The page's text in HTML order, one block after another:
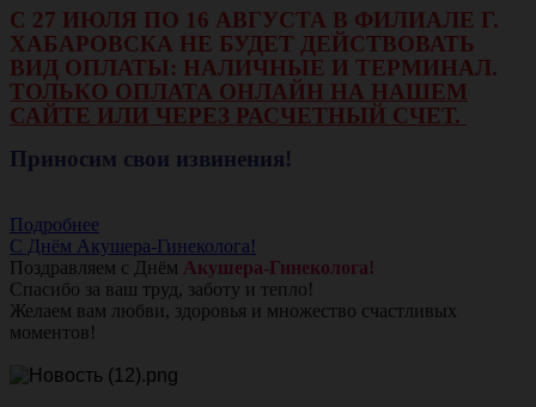
С 27 ИЮЛЯ ПО 16 АВГУСТА В ФИЛИАЛЕ Г.
ХАБАРОВСКА НЕ БУДЕТ ДЕЙСТВОВАТЬ
ВИД ОПЛАТЫ: НАЛИЧНЫЕ И ТЕРМИНАЛ.
ТОЛЬКО ОПЛАТА ОНЛАЙН НА НАШЕМ
САЙТЕ ИЛИ ЧЕРЕЗ РАСЧЕТНЫЙ СЧЕТ.
Приносим свои извинения!
Подробнее
С Днём Акушера-Гинеколога!
Поздравляем с Днём Акушера-Гинеколога!
Спасибо за ваш труд, заботу и тепло!
Желаем вам любви, здоровья и множество счастливых
моментов!